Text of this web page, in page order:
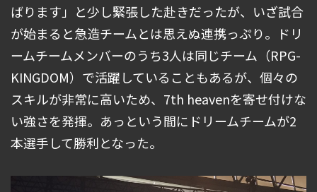
ばります」と少し緊張した赴きだったが、いざ試合
が始まると急造チームとは思えぬ連携っぷり。ドリ
ームチームメンバーのうち3人は同じチーム（RPG-
KINGDOM）で活躍していることもあるが、個々の
スキルが非常に高いため、7th heavenを寄せ付けな
い強さを発揮。あっという間にドリームチームが2
本選手して勝利となった。